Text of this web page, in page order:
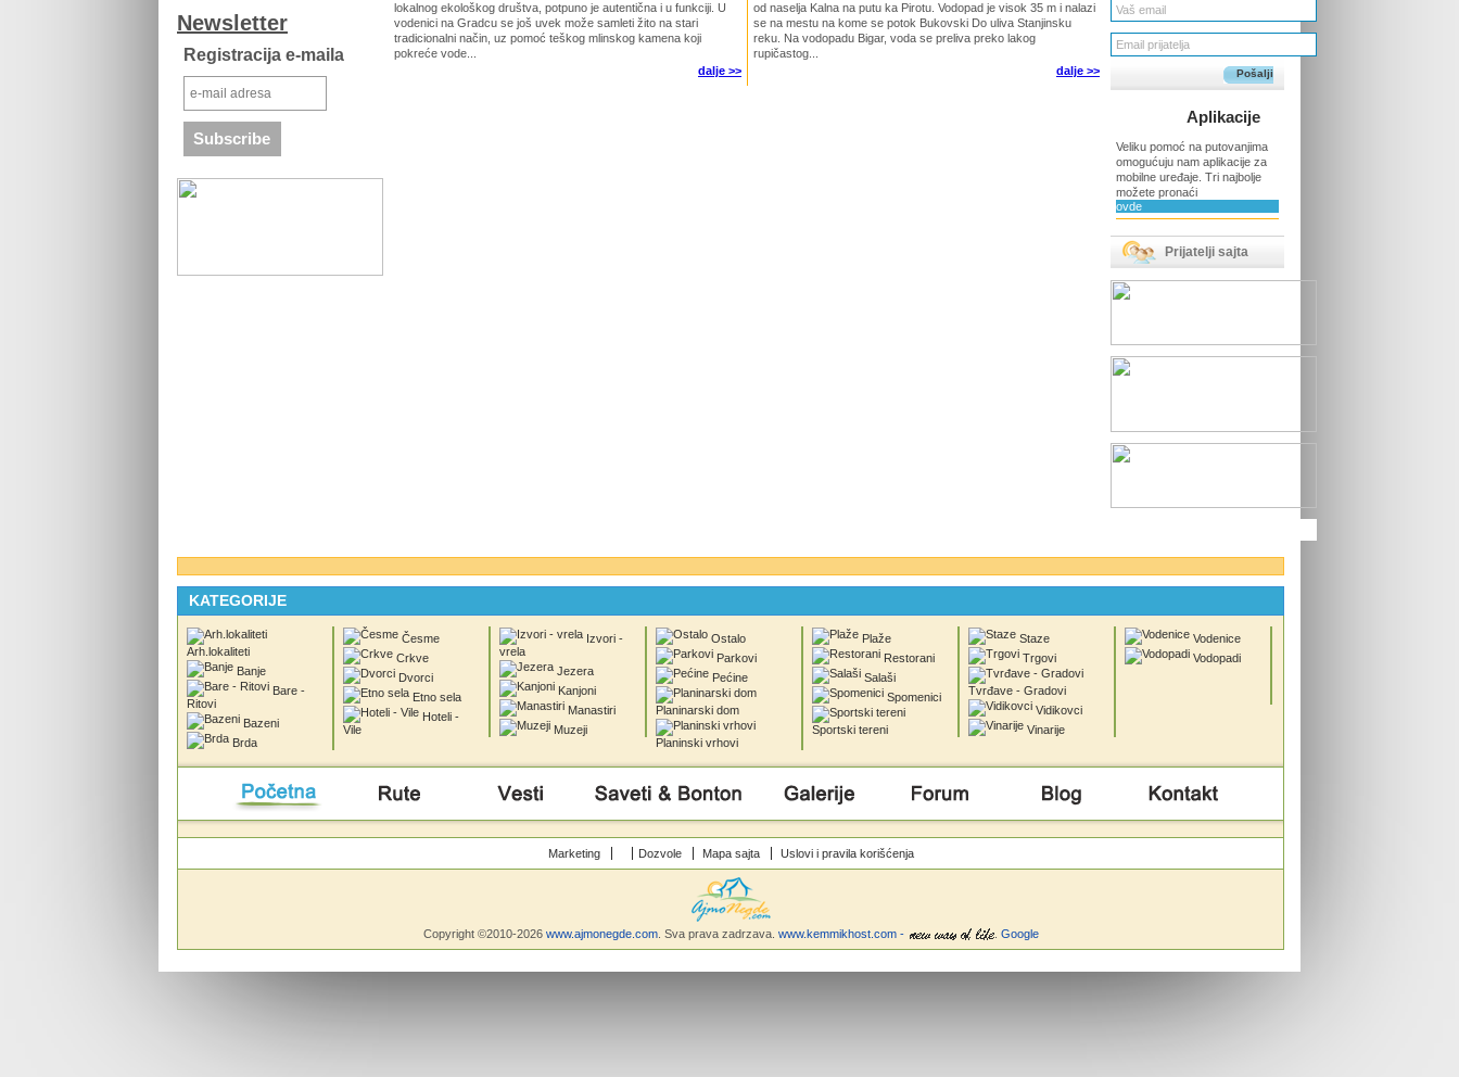
Newsletter
Registracija e-maila
lokalnog ekološkog društva, potpuno je autentična i u funkciji. U
vodenici na Gradcu se još uvek može samleti žito na stari
tradicionalni način, uz pomoć teškog mlinskog kamena koji
pokreće vode...
dalje >>
od naselja Kalna na putu ka Pirotu. Vodopad je visok 35 m i nalazi
se na mestu na kome se potok Bukovski Do uliva Stanjinsku
reku. Na vodopadu Bigar, voda se preliva preko lakog
rupičastog...
dalje >>
Pošalji
Aplikacije
Veliku pomoć na putovanjima
omogućuju nam aplikacije za
mobilne uređaje. Tri najbolje
možete pronaći
ovde
Prijatelji sajta
KATEGORIJE
Arh.lokaliteti
Banje
Bare -
Ritovi
Bazeni
Brda
Česme
Crkve
Dvorci
Etno sela
Hoteli -
Vile
Izvori -
vrela
Jezera
Kanjoni
Manastiri
Muzeji
Ostalo
Parkovi
Pećine
Planinarski dom
Planinski vrhovi
Plaže
Restorani
Salaši
Spomenici
Sportski tereni
Staze
Trgovi
Tvrđave - Gradovi
Vidikovci
Vinarije
Vodenice
Vodopadi
Marketing
Dozvole Mapa sajta Uslovi i pravila korišćenja
Copyright ©2010-2026 www.ajmonegde.com. Sva prava zadrzava. www.kemmikhost.com - . Google